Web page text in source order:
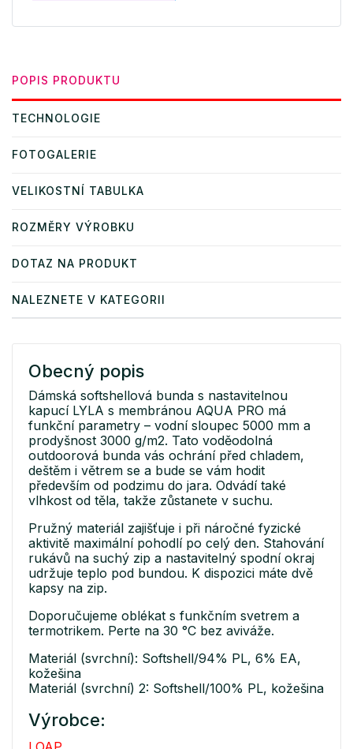
POPIS PRODUKTU
TECHNOLOGIE
FOTOGALERIE
VELIKOSTNÍ TABULKA
ROZMĚRY VÝROBKU
DOTAZ NA PRODUKT
NALEZNETE V KATEGORII
Obecný popis
Dámská softshellová bunda s nastavitelnou
kapucí LYLA s membránou AQUA PRO má
funkční parametry – vodní sloupec 5000 mm a
prodyšnost 3000 g/m2. Tato voděodolná
outdoorová bunda vás ochrání před chladem,
deštěm i větrem se a bude se vám hodit
především od podzimu do jara. Odvádí také
vlhkost od těla, takže zůstanete v suchu.
Pružný materiál zajišťuje i při náročné fyzické
aktivitě maximální pohodlí po celý den. Stahování
rukávů na suchý zip a nastavitelný spodní okraj
udržuje teplo pod bundou. K dispozici máte dvě
kapsy na zip.
Doporučujeme oblékat s funkčním svetrem a
termotrikem. Perte na 30 °C bez aviváže.
Materiál (svrchní): Softshell/94% PL, 6% EA,
kožešina
Materiál (svrchní) 2: Softshell/100% PL, kožešina
Výrobce: